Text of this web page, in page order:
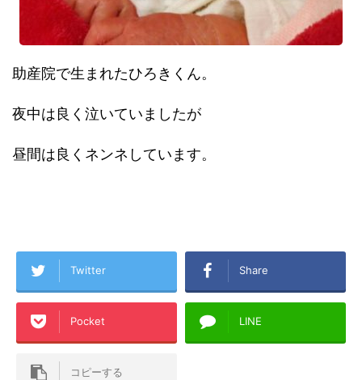
助産院で生まれたひろきくん。
夜中は良く泣いていましたが
昼間は良くネンネしています。
Twitter Share
Pocket LINE
コピーする